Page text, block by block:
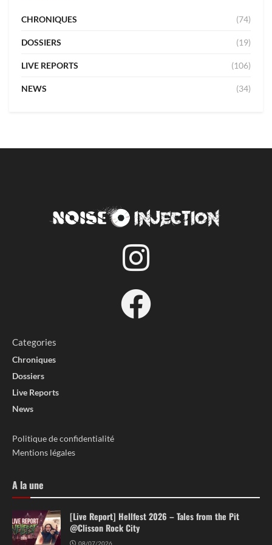
CHRONIQUES (74)
DOSSIERS (19)
LIVE REPORTS (106)
NEWS (34)
Categories
Chroniques
Dossiers
Live Reports
News
Politique de confidentialité
Mentions légales
A la une
[Live Report] Hellfest 2026 – Tales from the Pit
@Clisson Rock City
08/07/2026